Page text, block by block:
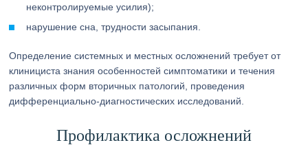
неконтролируемые усилия);
нарушение сна, трудности засыпания.
Определение системных и местных осложнений требует от
клинициста знания особенностей симптоматики и течения
различных форм вторичных патологий, проведения
дифференциально-диагностических исследований.
Профилактика осложнений